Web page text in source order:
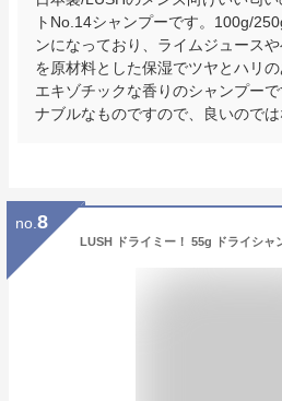
トNo.14シャンプーです。100g/
ンになっており、ライムジュース
を原材料とした保湿でツヤとハリ
エキゾチックな香りのシャンプー
ナブルなものですので、良いのでは
no. 8